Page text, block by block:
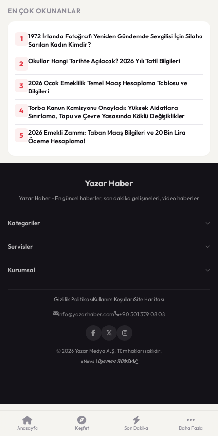
EN ÇOK OKUNANLAR
1
1972 İrlanda Fotoğrafı Yeniden Gündemde Sevgilisi İçin Silaha
Sarılan Kadın Kimdir?
2 Okullar Hangi Tarihte Açılacak? 2026 Yılı Tatil Bilgileri
3
2026 Ocak Emeklilik Temel Maaş Hesaplama Tablosu ve
Bilgileri
4
Torba Kanun Komisyonu Onayladı: Yüksek Aidatlara
Sınırlama, Tapu ve Çevre Yasasında Köklü Değişiklikler
5
2026 Emekli Zammı: Taban Maaş Bilgileri ve 20 Bin Lira
Ödeme Hesaplama!
Yazar Haber
Yazar Haber - En güncel haberler, son dakika gelişmeleri, video haberler
Kategoriler
Servisler
Kurumsal
Gizlilik PolitikasıKullanım KoşullarıSite Haritası
info@yazarhaber.com +90 501 379 08 08
© 2026 Yazar Medya A.Ş. Tüm hakları saklıdır.
eNews |Egemen KEYDAL
Anasayfa Keşfet Son Dakika Daha Fazla